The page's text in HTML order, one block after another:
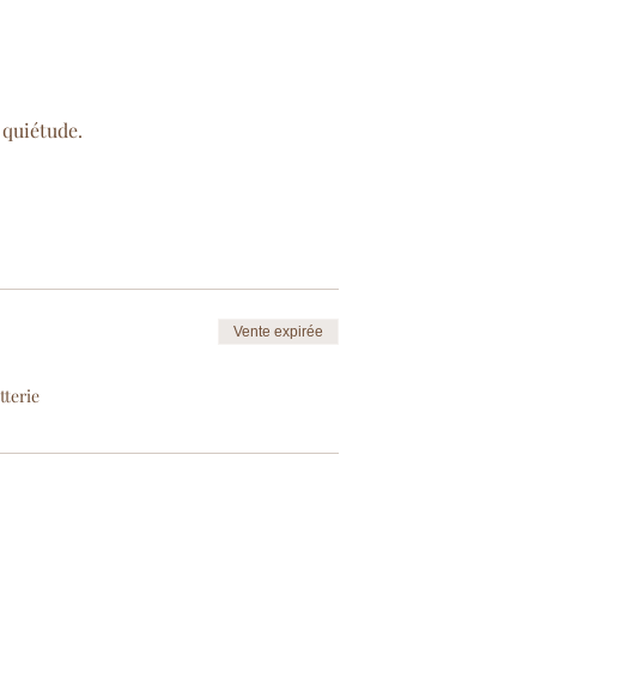
Vente expirée